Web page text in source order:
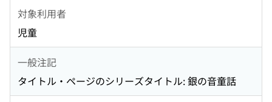
対象利用者
児童
一般注記
タイトル・ページのシリーズタイトル: 銀の音童話